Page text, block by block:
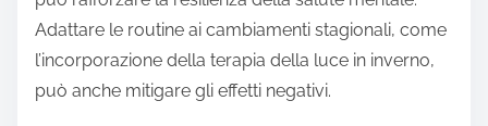
Adattare le routine ai cambiamenti stagionali, come
l’incorporazione della terapia della luce in inverno,
può anche mitigare gli effetti negativi.